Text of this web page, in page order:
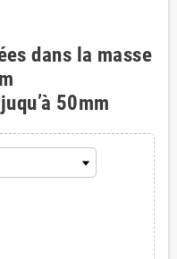
dans la masse
50mm